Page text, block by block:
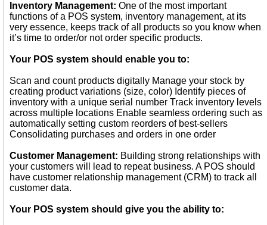
Inventory Management: One of the most important
functions of a POS system, inventory management, at its
very essence, keeps track of all products so you know when
it’s time to order/or not order specific products.
Your POS system should enable you to:
Scan and count products digitally Manage your stock by
creating product variations (size, color) Identify pieces of
inventory with a unique serial number Track inventory levels
across multiple locations Enable seamless ordering such as
automatically setting custom reorders of best-sellers
Consolidating purchases and orders in one order
Customer Management: Building strong relationships with
your customers will lead to repeat business. A POS should
have customer relationship management (CRM) to track all
customer data.
Your POS system should give you the ability to: